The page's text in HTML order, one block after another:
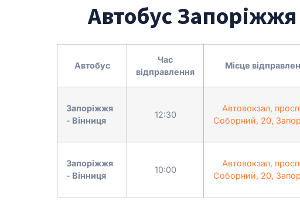
Автобус
Автобус
Час
відправлення
Місце
Запоріжжя
- Вінниця
12:30
Автовокзал,
Соборний, 20,
Запоріжжя
- Вінниця
10:00
Автовокзал,
Соборний, 20,